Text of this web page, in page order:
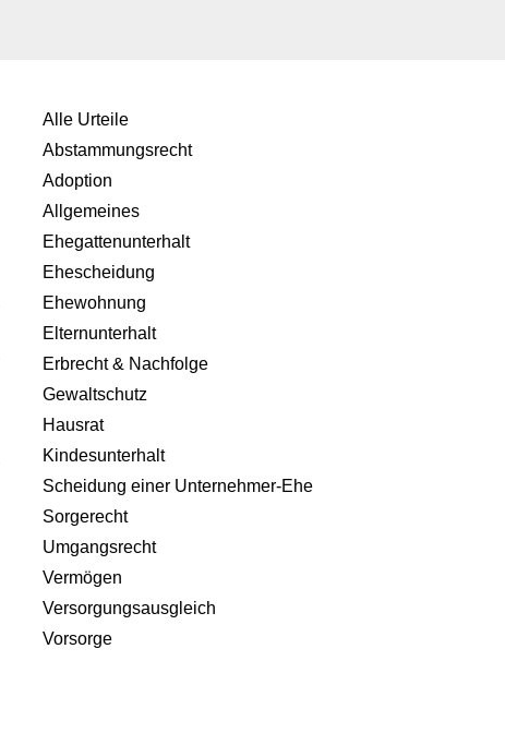
Alle Urteile
Abstammungsrecht
Adoption
Allgemeines
Ehegattenunterhalt
Ehescheidung
Ehewohnung
Elternunterhalt
Erbrecht & Nachfolge
Gewaltschutz
Hausrat
Kindesunterhalt
Scheidung einer Unternehmer-Ehe
Sorgerecht
Umgangsrecht
Vermögen
Versorgungsausgleich
Vorsorge